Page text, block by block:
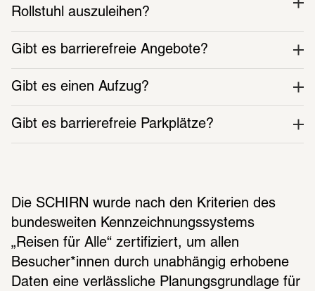
Rollstuhl auszuleihen?
Gibt es barrierefreie Angebote?
Gibt es einen Aufzug?
Gibt es barrierefreie Parkplätze?
Die SCHIRN wurde nach den Kriterien des
bundesweiten Kennzeichnungssystems
„Reisen für Alle“ zertifiziert, um allen
Besucher*innen durch unabhängig erhobene
Daten eine verlässliche Planungsgrundlage für